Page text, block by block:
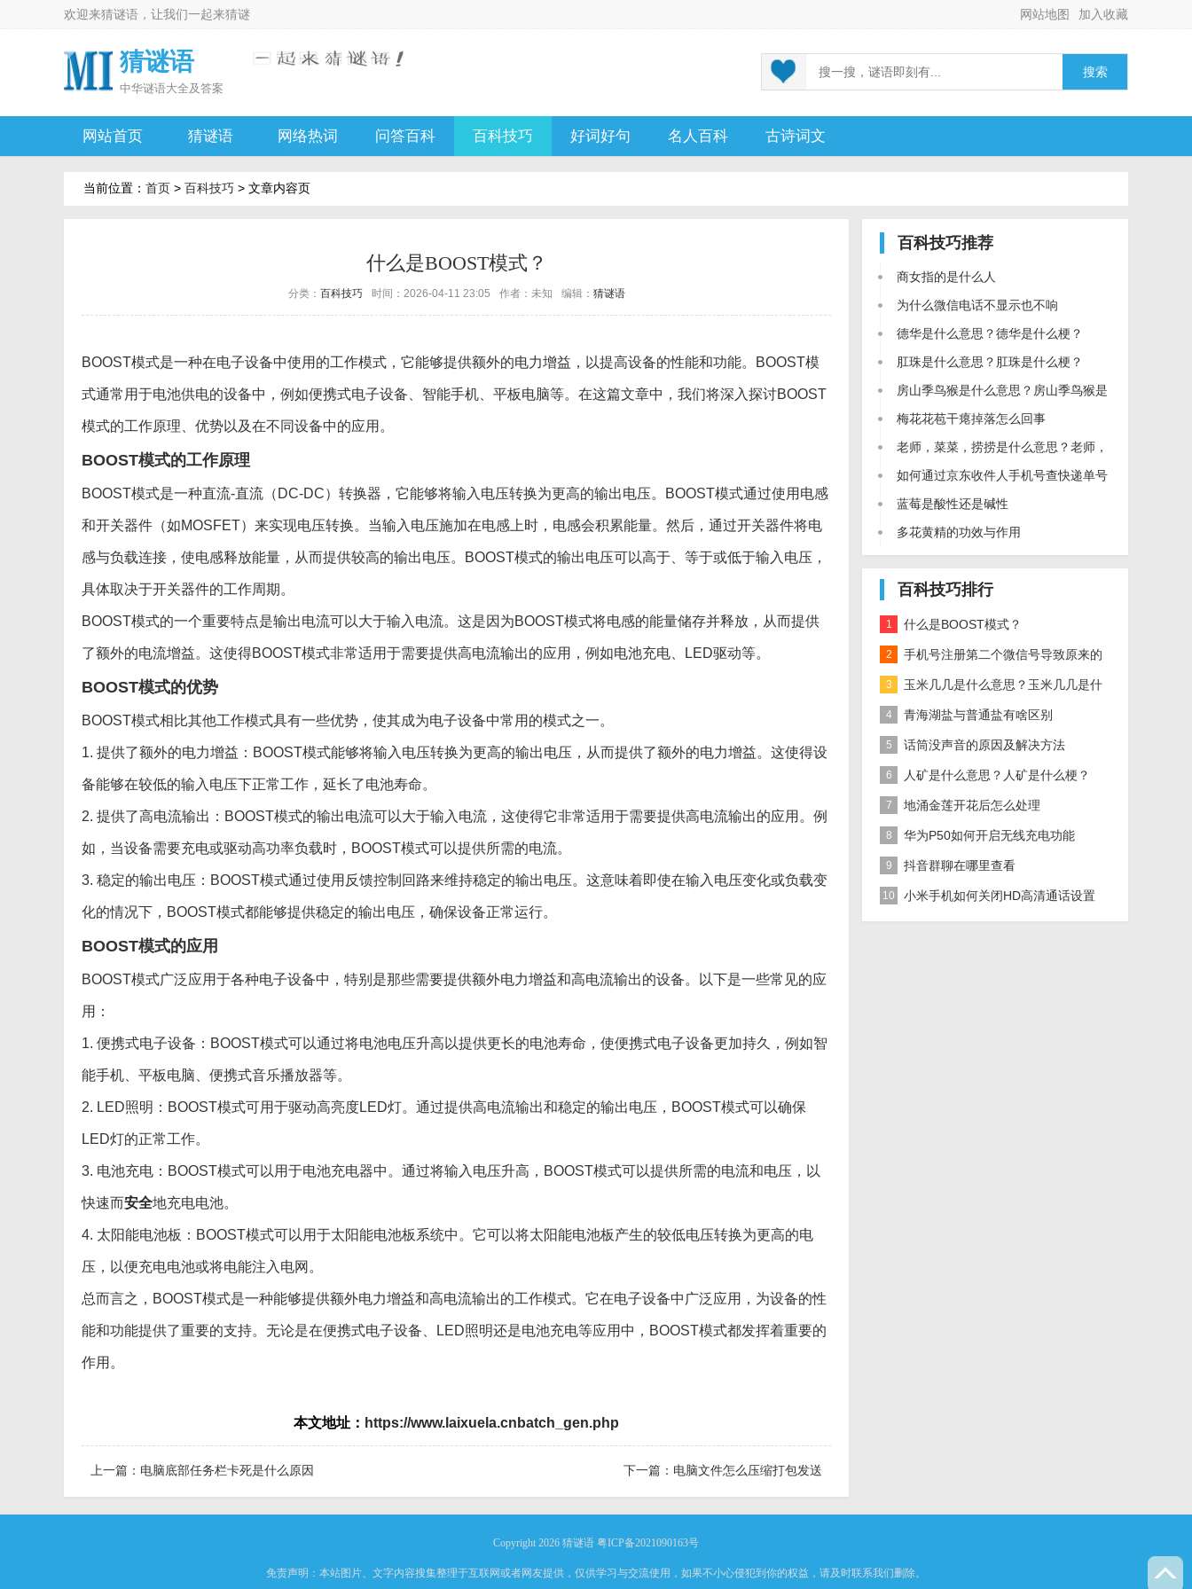
欢迎来猜谜语 ，让我们一起来猜谜 加入收藏
网站地图
猜谜语
中华谜语大全及答案
搜索
网站首页 猜谜语 网络热词 问答百科 百科技巧 好词好句 名人百科 古诗词文
当前位置： 首页 > 百科技巧 > 文章内容页
什么是BOOST模式？
分类： 百科技巧 时间：2026-04-11 23:05 作者：未知 编辑： 猜谜语
BOOST模式是一种在电子设备中使用的工作模式，它能够提供额外的电力增益，以提高设备的性能和功能。BOOST模
式通常用于电池供电的设备中，例如便携式电子设备、智能手机、平板电脑等。在这篇文章中，我们将深入探讨BOOST
模式的工作原理、优势以及在不同设备中的应用。
BOOST模式的工作原理
BOOST模式是一种直流-直流（DC-DC）转换器，它能够将输入电压转换为更高的输出电压。BOOST模式通过使用电感
和开关器件（如MOSFET）来实现电压转换。当输入电压施加在电感上时，电感会积累能量。然后，通过开关器件将电
感与负载连接，使电感释放能量，从而提供较高的输出电压。BOOST模式的输出电压可以高于、等于或低于输入电压，
具体取决于开关器件的工作周期。
BOOST模式的一个重要特点是输出电流可以大于输入电流。这是因为BOOST模式将电感的能量储存并释放，从而提供
了额外的电流增益。这使得BOOST模式非常适用于需要提供高电流输出的应用，例如电池充电、LED驱动等。
BOOST模式的优势
BOOST模式相比其他工作模式具有一些优势，使其成为电子设备中常用的模式之一。
1. 提供了额外的电力增益：BOOST模式能够将输入电压转换为更高的输出电压，从而提供了额外的电力增益。这使得设
备能够在较低的输入电压下正常工作，延长了电池寿命。
2. 提供了高电流输出：BOOST模式的输出电流可以大于输入电流，这使得它非常适用于需要提供高电流输出的应用。例
如，当设备需要充电或驱动高功率负载时，BOOST模式可以提供所需的电流。
3. 稳定的输出电压：BOOST模式通过使用反馈控制回路来维持稳定的输出电压。这意味着即使在输入电压变化或负载变
化的情况下，BOOST模式都能够提供稳定的输出电压，确保设备正常运行。
BOOST模式的应用
BOOST模式广泛应用于各种电子设备中，特别是那些需要提供额外电力增益和高电流输出的设备。以下是一些常见的应
用：
1. 便携式电子设备：BOOST模式可以通过将电池电压升高以提供更长的电池寿命，使便携式电子设备更加持久，例如智
能手机、平板电脑、便携式音乐播放器等。
2. LED照明：BOOST模式可用于驱动高亮度LED灯。通过提供高电流输出和稳定的输出电压，BOOST模式可以确保
LED灯的正常工作。
3. 电池充电：BOOST模式可以用于电池充电器中。通过将输入电压升高，BOOST模式可以提供所需的电流和电压，以
快速而安全地充电电池。
4. 太阳能电池板：BOOST模式可以用于太阳能电池板系统中。它可以将太阳能电池板产生的较低电压转换为更高的电
压，以便充电电池或将电能注入电网。
总而言之，BOOST模式是一种能够提供额外电力增益和高电流输出的工作模式。它在电子设备中广泛应用，为设备的性
能和功能提供了重要的支持。无论是在便携式电子设备、LED照明还是电池充电等应用中，BOOST模式都发挥着重要的
作用。
本文地址： https://www.laixuela.cnbatch_gen.php
上一篇： 电脑底部任务栏卡死是什么原因 下一篇： 电脑文件怎么压缩打包发送
百科技巧推荐
商女指的是什么人
为什么微信电话不显示也不响
德华是什么意思？德华是什么梗？
肛珠是什么意思？肛珠是什么梗？
房山季鸟猴是什么意思？房山季鸟猴是
什么梗？
梅花花苞干瘪掉落怎么回事
老师，菜菜，捞捞是什么意思？老师，
菜菜，捞捞是什么梗？
如何通过京东收件人手机号查快递单号
蓝莓是酸性还是碱性
多花黄精的功效与作用
百科技巧排行
1 什么是BOOST模式？
2 手机号注册第二个微信号导致原来的
微信登不进怎么办
3 玉米几几是什么意思？玉米几几是什
么梗？
4 青海湖盐与普通盐有啥区别
5 话筒没声音的原因及解决方法
6 人矿是什么意思？人矿是什么梗？
7 地涌金莲开花后怎么处理
8 华为P50如何开启无线充电功能
9 抖音群聊在哪里查看
10 小米手机如何关闭HD高清通话设置
Copyright 2026 猜谜语 粤ICP备2021090163号
免责声明：本站图片、文字内容搜集整理于互联网或者网友提供，仅供学习与交流使用，如果不小心侵犯到你的权益，请及时联系我们删除。